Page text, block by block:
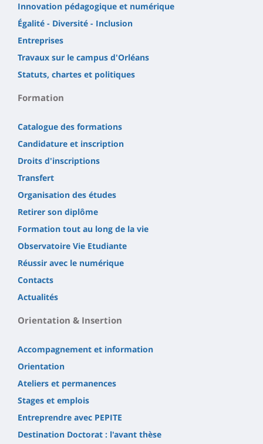
Innovation pédagogique et numérique
Égalité - Diversité - Inclusion
Entreprises
Travaux sur le campus d'Orléans
Statuts, chartes et politiques
Formation
Catalogue des formations
Candidature et inscription
Droits d'inscriptions
Transfert
Organisation des études
Retirer son diplôme
Formation tout au long de la vie
Observatoire Vie Etudiante
Réussir avec le numérique
Contacts
Actualités
Orientation & Insertion
Accompagnement et information
Orientation
Ateliers et permanences
Stages et emplois
Entreprendre avec PEPITE
Destination Doctorat : l'avant thèse